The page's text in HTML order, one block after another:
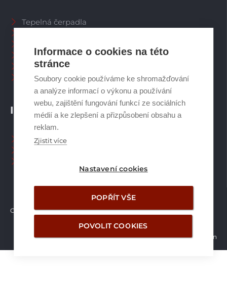
Informace o cookies na této
stránce
Soubory cookie používáme ke shromažďování
a analýze informací o výkonu a používání
webu, zajištění fungování funkcí ze sociálních
médií a ke zlepšení a přizpůsobení obsahu a
reklam.
Zjistit více
Nastavení cookies
POPŘÍT VŠE
POVOLIT COOKIES
INFORMACE
Naši pracovníci CZ
Tepelná čerpadla
Spalinové systémy
Plynové kotle
Ostatní příslušenství
Copyright © Brilon a.s. 2026
Vytvořilo studio Žalud Design